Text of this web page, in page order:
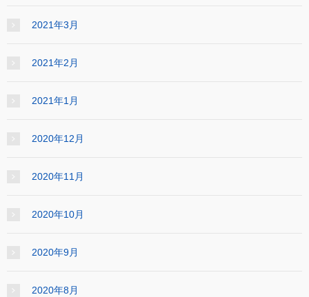
2021年3月
2021年2月
2021年1月
2020年12月
2020年11月
2020年10月
2020年9月
2020年8月